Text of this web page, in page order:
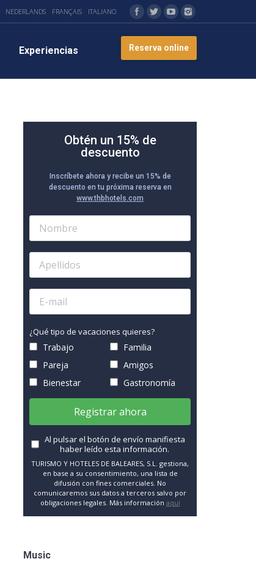
NEDERLANDS FRANÇAIS ITALIANO
Experiencias Reserva online
Obtén un 15% de
descuento
Inscríbete ahora y recibe un 15% de
descuento en tu próxima reserva en
www.thbhotels.com
¿Qué tipo de vacaciones quieres?
Trabajo
Familia
Pareja
Amigos
Bienestar
Gastronomía
Registrar ahora
Al pulsar el botón de envío manifiesta
haber leído esta información.
TURISMO Y HOTELES DE BALEARES, S.L. gestiona,
en base a su consentimiento, una lista de
difusión con fines comerciales. No
comunicaremos sus datos a terceros salvo por
obligaciones legales. Más información aquí
Music